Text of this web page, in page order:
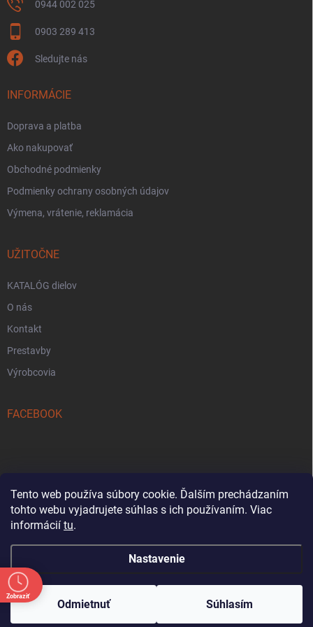
Tento web používa súbory cookie. Ďalším prechádzaním
tohto webu vyjadrujete súhlas s ich používaním. Viac
informácií tu.
Nastavenie
Odmietnuť Súhlasím
31. 8. každú sobotu predajňa zatvorená.
Ďakujeme za pochopenie a tešíme sa na vašu
0944 002 025
0903 289 413
Sledujte nás
INFORMÁCIE
Doprava a platba
Ako nakupovať
Obchodné podmienky
Podmienky ochrany osobných údajov
Výmena, vrátenie, reklamácia
UŽITOČNE
KATALÓG dielov
O nás
Kontakt
Prestavby
Výrobcovia
FACEBOOK
Reklamačný formulár
Vytvoril Shoptet
Copyright 2026 . Všetky práva vyhradené.
Zobraziť